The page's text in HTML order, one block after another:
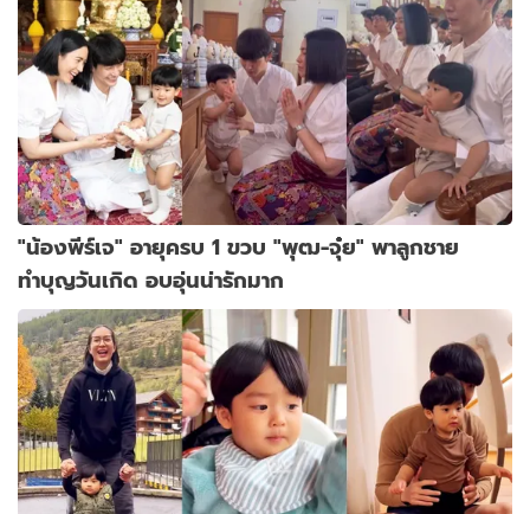
"น้องพีร์เจ" อายุครบ 1 ขวบ "พุฒ-จุ๋ย" พาลูกชาย
ทำบุญวันเกิด อบอุ่นน่ารักมาก